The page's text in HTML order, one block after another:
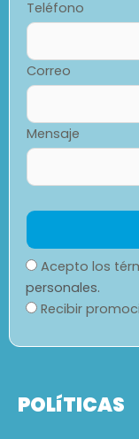
Teléfono
Correo
Mensaje
Acepto los
personales.
Recibir
POLíTICAS